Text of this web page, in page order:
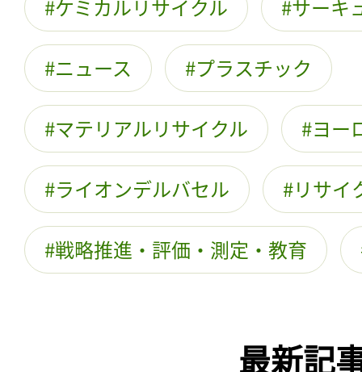
ケミカルリサイクル サーキ
ニュース プラスチック
マテリアルリサイクル ヨー
ライオンデルバセル リサイ
戦略推進・評価・測定・教育
最新記